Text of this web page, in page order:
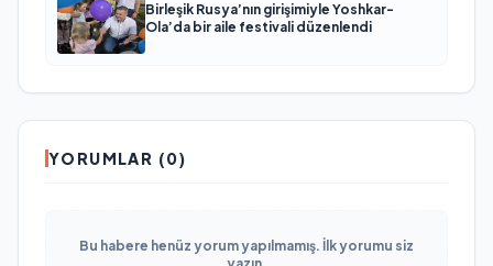
Birleşik Rusya’nın girişimiyle Yoshkar-
Ola’da bir aile festivali düzenlendi
YORUMLAR (0)
Bu habere henüz yorum yapılmamış. İlk yorumu siz